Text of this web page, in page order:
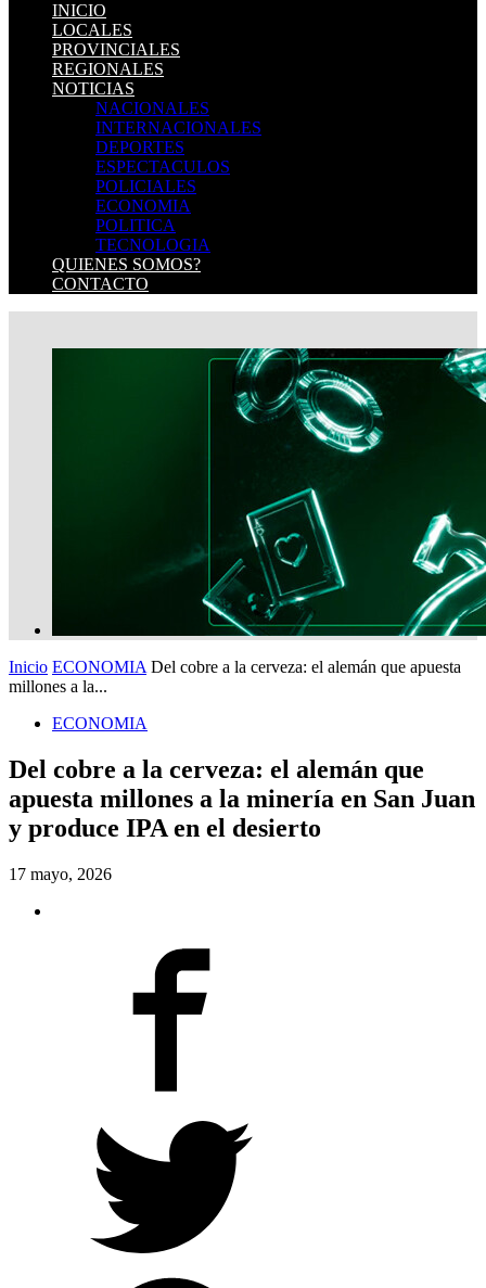
INICIO
LOCALES
PROVINCIALES
REGIONALES
NOTICIAS
NACIONALES
INTERNACIONALES
DEPORTES
ESPECTACULOS
POLICIALES
ECONOMIA
POLITICA
TECNOLOGIA
QUIENES SOMOS?
CONTACTO
Inicio ECONOMIA Del cobre a la cerveza: el alemán que apuesta
millones a la...
ECONOMIA
Del cobre a la cerveza: el alemán que
apuesta millones a la minería en San Juan
y produce IPA en el desierto
17 mayo, 2026